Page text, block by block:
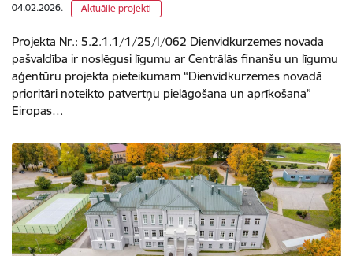
04.02.2026. Aktuālie projekti
Projekta Nr.: 5.2.1.1/1/25/I/062 Dienvidkurzemes novada
pašvaldība ir noslēgusi līgumu ar Centrālās finanšu un līgumu
aģentūru projekta pieteikumam “Dienvidkurzemes novadā
prioritāri noteikto patvertņu pielāgošana un aprīkošana”
Eiropas…